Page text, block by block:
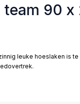
team 90
leuke hoeslaken is